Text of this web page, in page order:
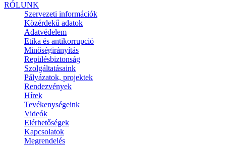
RÓLUNK
Szervezeti információk
Közérdekű adatok
Adatvédelem
Etika és antikorrupció
Minőségirányítás
Repülésbiztonság
Szolgáltatásaink
Pályázatok, projektek
Rendezvények
Hírek
Tevékenységeink
Videók
Elérhetőségek
Kapcsolatok
Megrendelés